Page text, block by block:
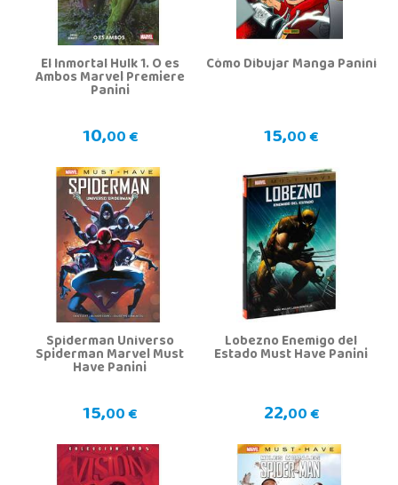
El Inmortal Hulk 1. O es
Ambos Marvel Premiere
Panini
10,00 €
Cómo Dibujar Manga Panini
15,00 €
Spiderman Universo
Spiderman Marvel Must
Have Panini
15,00 €
Lobezno Enemigo del
Estado Must Have Panini
22,00 €